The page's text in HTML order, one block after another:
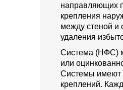
направляющих
крепления
между стеной и
удаления
Система (НФС)
или
Системы имеют
креплений.